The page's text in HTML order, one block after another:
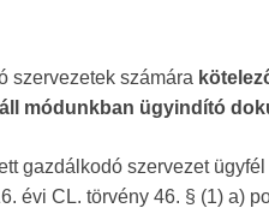
szervezetek számára
módunkban ügyindító
gazdálkodó szervezet
évi CL. törvény 46. § (1) a)